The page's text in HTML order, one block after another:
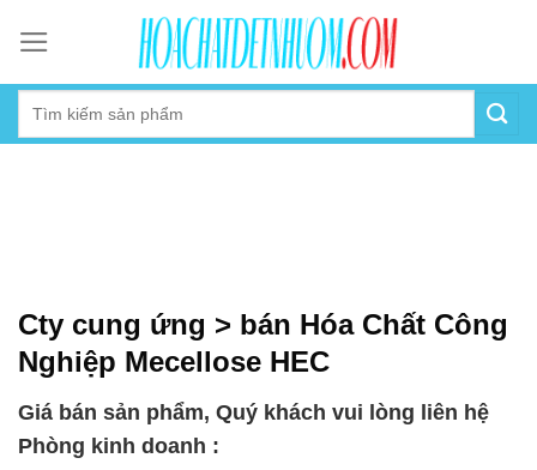
content
Cty cung ứng > bán Hóa Chất Công
Nghiệp Mecellose HEC
Giá bán sản phẩm, Quý khách vui lòng liên hệ
Phòng kinh doanh :